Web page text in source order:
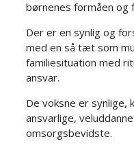
børnenes formåen og
Der er en synlig og
med en så tæt som
familiesituation med
ansvar.​
De voksne er synlige,
ansvarlige,
omsorgsbevidste.​